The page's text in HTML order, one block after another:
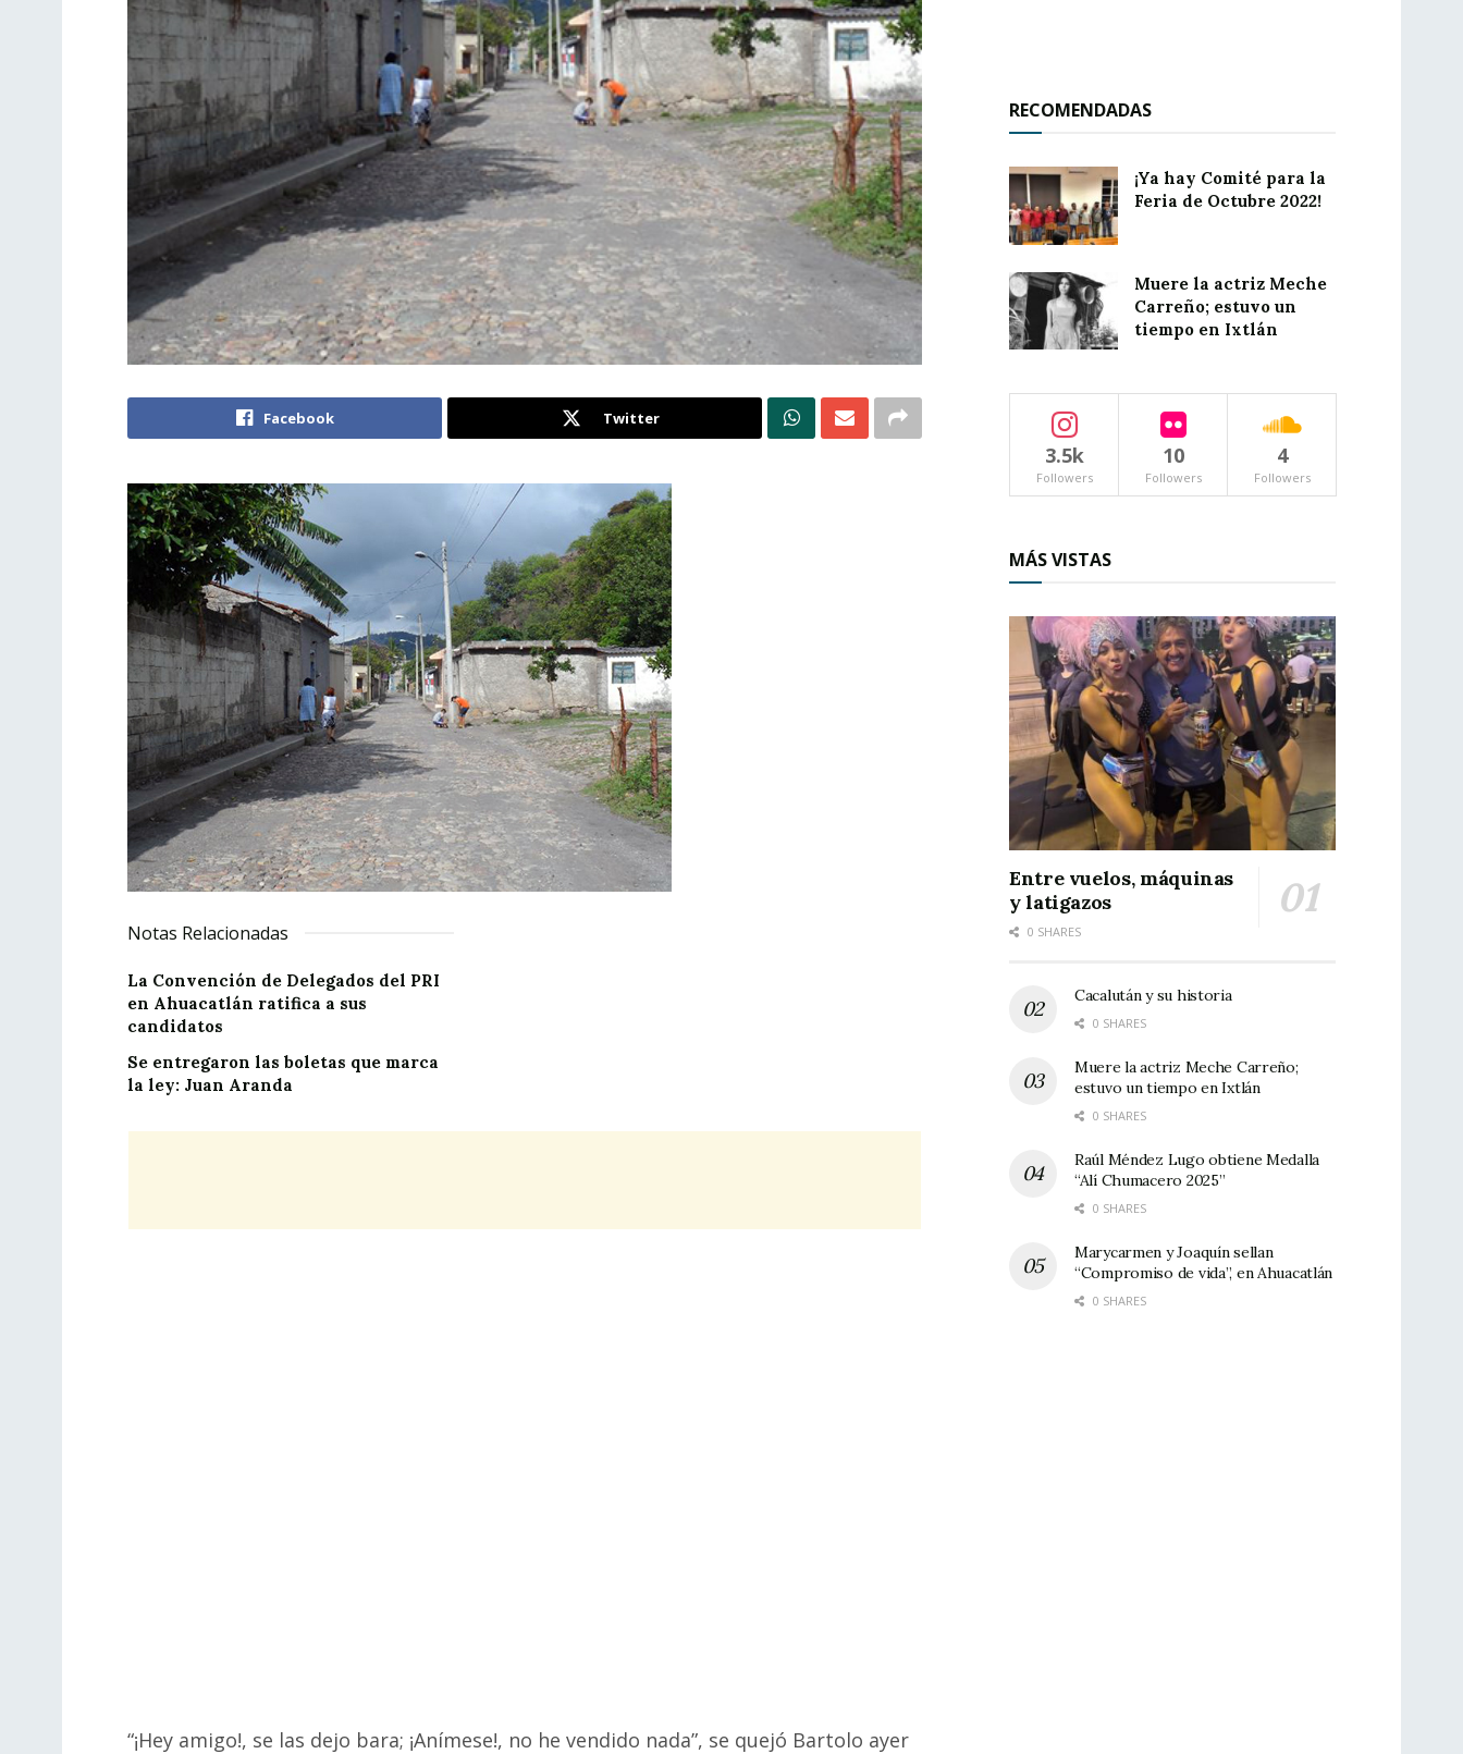
Facebook Twitter
Notas Relacionadas
La Convención de Delegados del PRI
en Ahuacatlán ratifica a sus
candidatos
Se entregaron las boletas que marca
la ley: Juan Aranda
“¡Hey amigo!, se las dejo bara; ¡Anímese!, no he vendido nada”, se quejó Bartolo ayer
RECOMENDADAS
¡Ya hay Comité para la
Feria de Octubre 2022!
Muere la actriz Meche
Carreño; estuvo un
tiempo en Ixtlán
3.5k
Followers
10
Followers
4
Followers
MÁS VISTAS
Entre vuelos, máquinas
y latigazos
0 SHARES
Cacalután y su historia
0 SHARES
Muere la actriz Meche Carreño;
estuvo un tiempo en Ixtlán
0 SHARES
Raúl Méndez Lugo obtiene Medalla
“Alí Chumacero 2025”
0 SHARES
Marycarmen y Joaquín sellan
“Compromiso de vida”, en Ahuacatlán
0 SHARES